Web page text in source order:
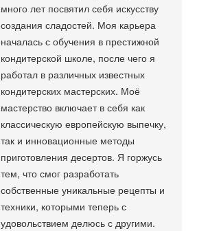
много лет посвятил себя искусству
создания сладостей. Моя карьера
началась с обучения в престижной
кондитерской школе, после чего я
работал в различных известных
кондитерских мастерских. Моё
мастерство включает в себя как
классическую европейскую выпечку,
так и инновационные методы
приготовления десертов. Я горжусь
тем, что смог разработать
собственные уникальные рецепты и
техники, которыми теперь с
удовольствием делюсь с другими.